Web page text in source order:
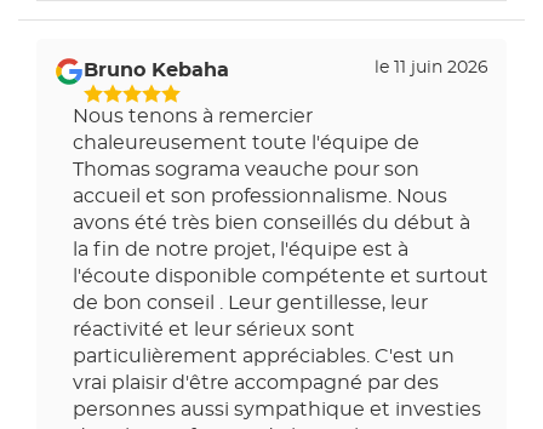
avis
Bruno Kebaha
5
Étoiles
Sur
5
le 11 juin 2026
Nous tenons à remercier
chaleureusement toute l'équipe de
Thomas sograma veauche pour son
accueil et son professionnalisme. Nous
avons été très bien conseillés du début à
la fin de notre projet, l'équipe est à
l'écoute disponible compétente et surtout
de bon conseil . Leur gentillesse, leur
réactivité et leur sérieux sont
particulièrement appréciables. C'est un
vrai plaisir d'être accompagné par des
personnes aussi sympathique et investies